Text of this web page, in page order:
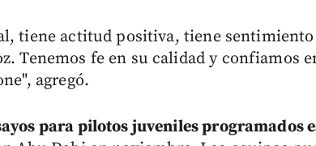
tiene actitud positiva, tiene sentimiento
Tenemos fe en su calidad y confiamos
agregó.
para pilotos juveniles programados